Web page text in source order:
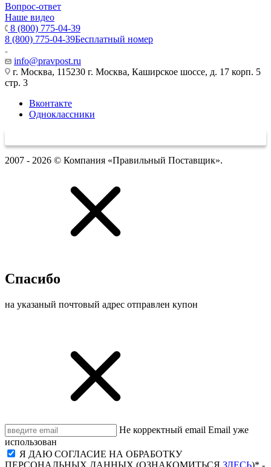
Вопрос-ответ
Наше видео
8 (800) 775-04-39
8 (800) 775-04-39Бесплатный номер
info@pravpost.ru
г. Москва, 115230 г. Москва, Каширское шоссе, д. 17 корп. 5
стр. 3
Вконтакте
Одноклассники
2007 - 2026 © Компания «Правильный Поставщик».
Спасибо
на указаный почтовый адрес отправлен купон
Не корректный email Email уже
использован
Я ДАЮ СОГЛАСИЕ НА ОБРАБОТКУ